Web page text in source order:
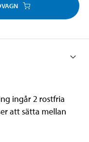
ingår 2 rostfria
att sätta mellan